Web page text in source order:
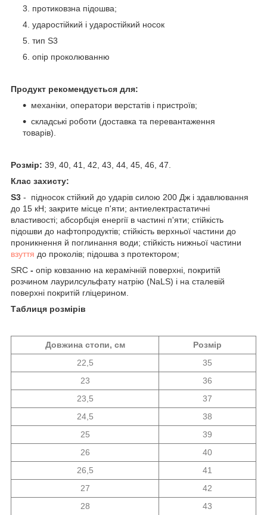
протиковзна підошва;
ударостійкий і ударостійкий носок
тип S3
опір проколюванню
Продукт рекомендується для:
механіки, оператори верстатів і пристроїв;
складські роботи (доставка та перевантаження
товарів).
Розмір: 39, 40, 41, 42, 43, 44, 45, 46, 47.
Клас захисту:
S3 -
підносок стійкий до ударів силою 200 Дж і здавлювання
до 15 кН; закрите місце п'яти; антиелектрастатичні
властивості; абсорбція енергії в частині п'яти; стійкість
підошви до нафтопродуктів; стійкість верхньої частини до
проникнення й поглинання води; стійкість нижньої частини
взуття до проколів; підошва з протектором;
SRC - опір ковзанню на керамічній поверхні, покритій
розчином лаурилсульфату натрію (NaLS) і на сталевій
поверхні покритій гліцерином.
Таблиця розмірів
Довжина стопи, см
Розмір
22,5
35
23
36
23,5
37
24,5
38
25
39
26
40
26,5
41
27
42
28
43